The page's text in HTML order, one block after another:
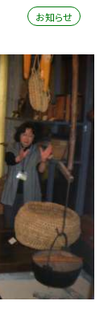
お知らせ